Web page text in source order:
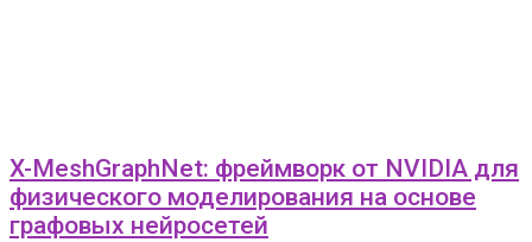
X-MeshGraphNet: фреймворк от NVIDIA для
физического моделирования на основе
графовых нейросетей